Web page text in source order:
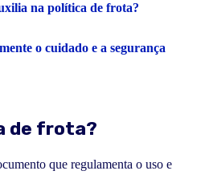
na política de frota?
o cuidado e a segurança
de frota?
que regulamenta o uso e